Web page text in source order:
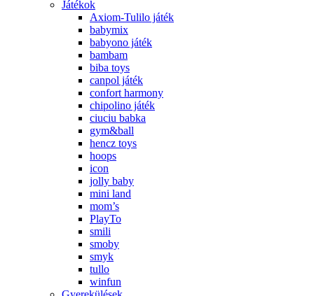
Játékok
Axiom-Tulilo játék
babymix
babyono játék
bambam
biba toys
canpol játék
confort harmony
chipolino játék
ciuciu babka
gym&ball
hencz toys
hoops
icon
jolly baby
mini land
mom’s
PlayTo
smili
smoby
smyk
tullo
winfun